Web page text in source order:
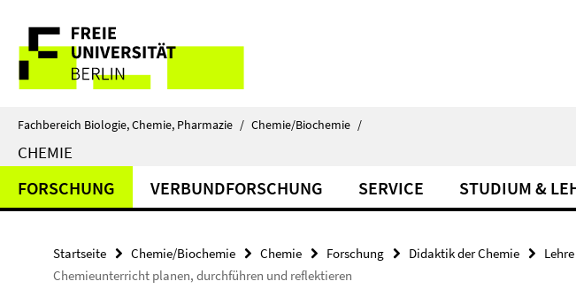
direkt
Inhalt
Service-
Navigation
Fachbereich Biologie, Chemie, Pharmazie / Chemie/Biochemie /
CHEMIE
FORSCHUNG VERBUNDFORSCHUNG SERVICE STUDIUM &
Startseite Chemie/Biochemie Chemie Forschung Didaktik der Chemie Lehre
Chemieunterricht planen, durchführen und reflektieren